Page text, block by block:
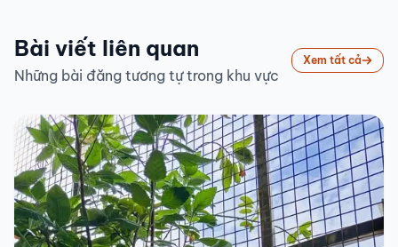
Bài viết liên quan
Những bài đăng tương tự trong khu vực
Xem tất cả